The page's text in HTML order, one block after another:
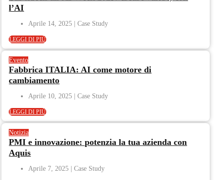
l’AI
Aprile 14, 2025
LEGGI DI PIÙ
Evento
Fabbrica ITALIA: AI come motore di
cambiamento
Aprile 10, 2025
LEGGI DI PIÙ
Notizia
PMI e innovazione: potenzia la tua azienda con
Aquis
Aprile 7, 2025